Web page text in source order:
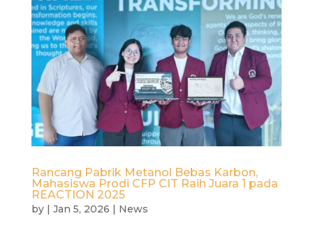
Rancang Pabrik Metanol Bebas Karbon,
Mahasiswa Prodi CFP CIT Raih Juara 1 pada
REACTION 2025
by | Jan 5, 2026 | News